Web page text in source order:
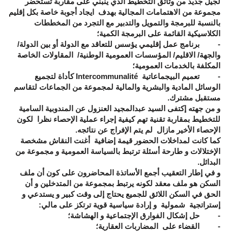
مجموعة من الاهتمامات المجالية بهدف ايجاد أجوبة خاصة بكل إقليم
بالنسبة للبرمجة والتمويل والتدبير مع التجرد من المخططات
الكلاسيكية القائمة على البرمجة الكمية؛
- برنامج عمل إقليمي يؤسس للتعاقد مع الدولة أو بين الدولة/
والجهة/ الاقليم/ المؤسسات العمومية الوطنية/ المقاولات الخاصة
المكلفة بالخدمات العمومية؛
-تعميم البيجماعاتية Intercommunalité كأداة لتجميع
الوسائل المادية والبشرية والمالية لمجموعة من الجماعات لتقاسم
مستقبل مشترك.
و من جهته إكتفى السيد عبدالمجيد العنزول عن المندوبية السامية
للتخطيط بمقاربة تقنية تهم كيفية إجراء عملية الإحصاء نظرا لكون
الإحصاء الأخير مازال لم يتم الإفراج عن نتائجه.
كما كانت لمداخلات الحضور قيمة إضافية أغنت النقاش مشخصة
الإختلالات و طارحة أسئلة ترتبط بالسياسة العمومية و مجموعة من
البدائل.
و في إطار التعقيب أجمع الأساتذة المحاضرون على كون أن ملف
السكن هو ملف معقد لكونه يرتبط بمجموعة من المتدخلين و أن
الحق في السكن اللائق للجميع يحتاج إلى وقت كبير و يستدعي و
إستراتجية شمولية و إرادة سياسية قوية ترتكز على مالي:
- حل إشكال الفوارق الإجتماعية و الهشاشة؛
- القضاء على المضاربات العقارية؛